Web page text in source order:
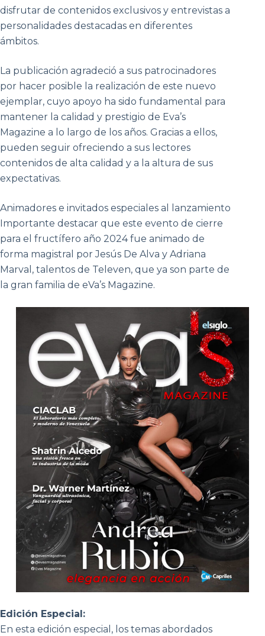
disfrutar de contenidos exclusivos y entrevistas a
personalidades destacadas en diferentes
ámbitos.
La publicación agradeció a sus patrocinadores
por hacer posible la realización de este nuevo
ejemplar, cuyo apoyo ha sido fundamental para
mantener la calidad y prestigio de Eva’s
Magazine a lo largo de los años. Gracias a ellos,
pueden seguir ofreciendo a sus lectores
contenidos de alta calidad y a la altura de sus
expectativas.
Animadores e invitados especiales al lanzamiento
Importante destacar que este evento de cierre
para el fructífero año 2024 fue animado de
forma magistral por Jesús De Alva y Adriana
Marval, talentos de Televen, que ya son parte de
la gran familia de eVa’s Magazine.
Edición Especial:
En esta edición especial, los temas abordados